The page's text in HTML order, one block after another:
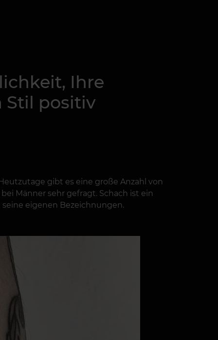
Ihre
Stil positiv
gibt es eine große Anzahl von
Männer sehr gefragt. Schach ist ein
seine eigenen Bezeichnungen.